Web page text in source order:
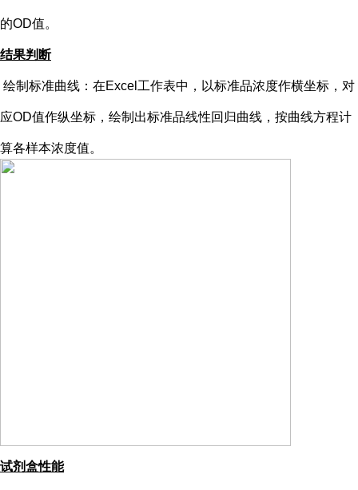
的OD值。
结果判断
绘制标准曲线：在Excel工作表中，以标准品浓度作横坐标，对
应OD值作纵坐标，绘制出标准品线性回归曲线，按曲线方程计
算各样本浓度值。
试剂盒性能